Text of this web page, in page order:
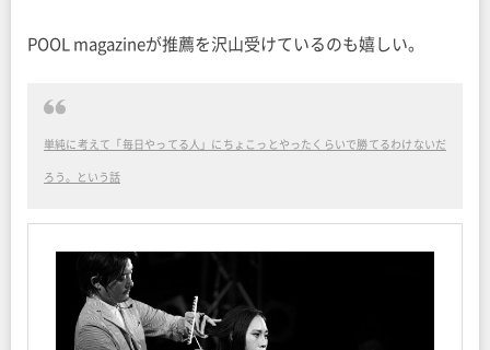
POOL magazineが推薦を沢山受けているのも嬉しい。
単純に考えて「毎日やってる人」にちょこっとやったくらいで勝てるわけないだ
ろう。という話